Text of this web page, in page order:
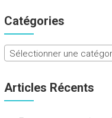
Catégories
Sélectionner une
Articles Récents